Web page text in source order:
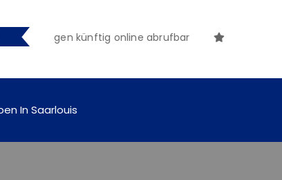
künftig online abrufbar
In Saarlouis